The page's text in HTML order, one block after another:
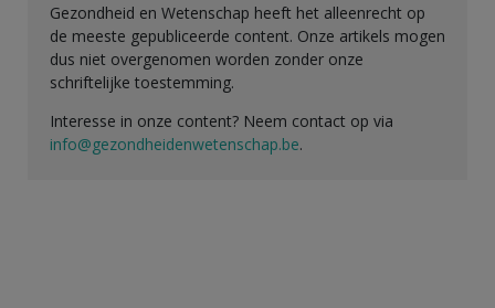
Gezondheid en Wetenschap heeft het alleenrecht op
de meeste gepubliceerde content. Onze artikels mogen
dus niet overgenomen worden zonder onze
schriftelijke toestemming.
Interesse in onze content? Neem contact op via
info@gezondheidenwetenschap.be.